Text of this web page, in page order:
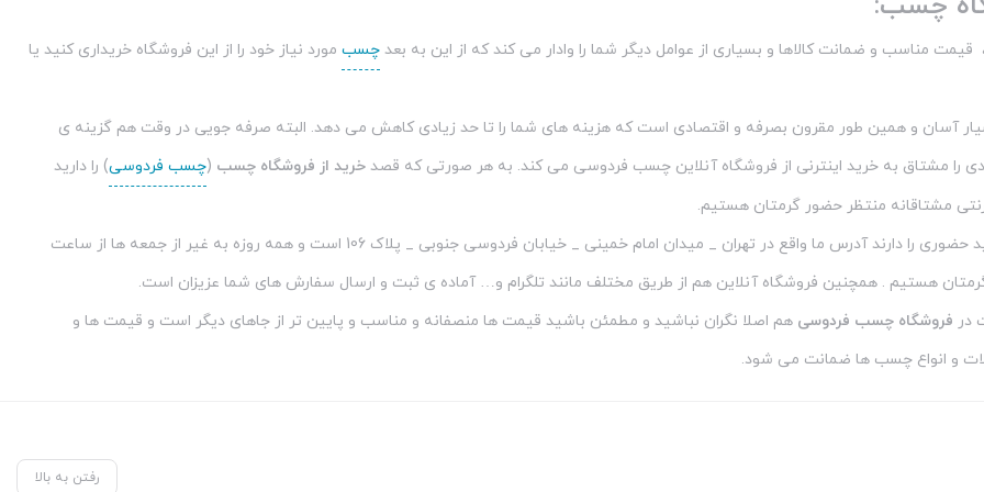
مناسب و ضمانت کالاها و بسیاری از عوامل دیگر شما را وادار می کند که از این به بعدچسب مورد نیاز خود را از این فروشگاه خریداری کنید یا
آسان و همین طور مقرون بصرفه و اقتصادی است که هزینه های شما را تا حد زیادی کاهش می دهد. البته صرفه جویی در وقت هم گزینه ی
را مشتاق به خرید اینترنی از فروشگاه آنلاین چسب فردوسی می کند. به هر صورتی که قصدخرید از فروشگاه چسب (چسب فردوسی) را دارید
مشتاقانه منتظر حضور گرمتان هستیم.
برای کسانی که قصد خرید حضوری را دارند آدرس ما واقع در تهران _ میدان امام خمینی _ خیابان فردوسی جنوبی _ پلاک 106 است و همه روزه به غیر از جمعه ها از ساعت
در فروشگاه چسب فردوسی هم اصلا نگران نباشید و مطمئن باشید قیمت ها منصفانه و مناسب و پایین تر از جاهای دیگر است و قیمت ها و
و انواع چسب ها ضمانت می شود.
رفتن به بالا